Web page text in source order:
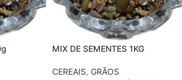
MIX DE SEMENTES 1KG
CEREAIS, GRÃOS